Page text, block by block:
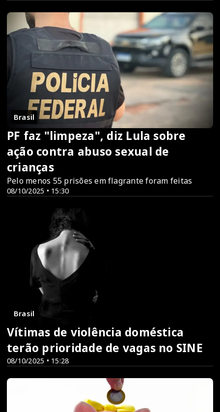
Brasil
08/10/2025 • 15:30
PF faz "limpeza", diz Lula sobre
ação contra abuso sexual de
crianças
Pelo menos 55 prisões em flagrante foram feitas
Brasil
08/10/2025 • 15:28
Vítimas de violência doméstica
terão prioridade de vagas no SINE